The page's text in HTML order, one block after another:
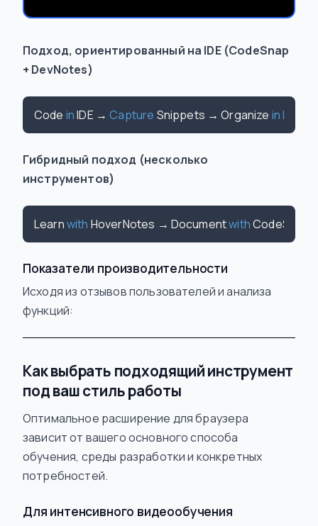
Подход, ориентированный на IDE (CodeSnap
+ DevNotes)
Code in IDE → Capture Snippets → Organize inNotes
Гибридный подход (несколько
инструментов)
Learn with HoverNotes → Document with CodeSnap
Показатели производительности
Исходя из отзывов пользователей и анализа
функций:
Как выбрать подходящий инструмент
под ваш стиль работы
Оптимальное расширение для браузера
зависит от вашего основного способа
обучения, среды разработки и конкретных
потребностей.
Для интенсивного видеообучения